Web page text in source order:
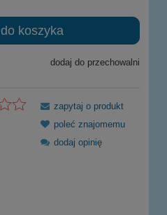
do koszyka
dodaj do przechowalni
zapytaj o produkt
poleć znajomemu
dodaj opinię